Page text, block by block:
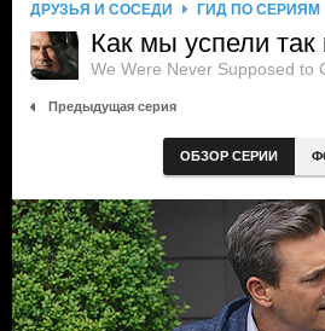
ДРУЗЬЯ И СОСЕДИ ГИД ПО СЕРИЯМ
Как мы успели так
We Were Never Supposed to
Предыдущая серия
ОБЗОР СЕРИИ